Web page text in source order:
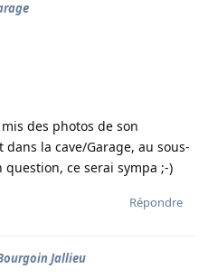
des photos de son
la cave/Garage, au sous-
ce serai sympa ;-)
Répondre
Jallieu